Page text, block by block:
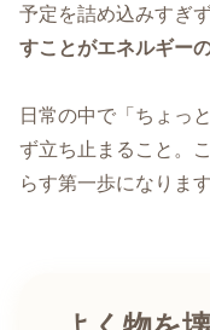
予定を詰め込みすぎず
すことがエネルギー
日常の中で「ちょっ
ず立ち止まること。
らす第一歩になります